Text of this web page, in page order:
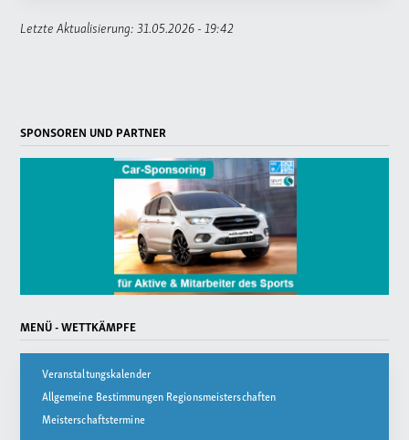
Letzte Aktualisierung: 31.05.2026 - 19:42
SPONSOREN UND PARTNER
MENÜ - WETTKÄMPFE
Veranstaltungskalender
Allgemeine Bestimmungen Regionsmeisterschaften
Meisterschaftstermine